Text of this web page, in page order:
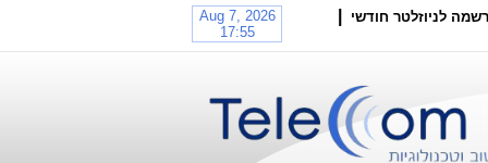
לניוזלטר חודשי